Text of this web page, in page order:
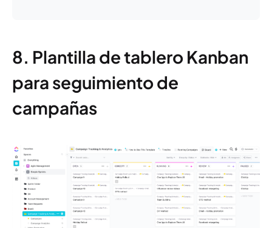
8. Plantilla de tablero Kanban
para seguimiento de
campañas